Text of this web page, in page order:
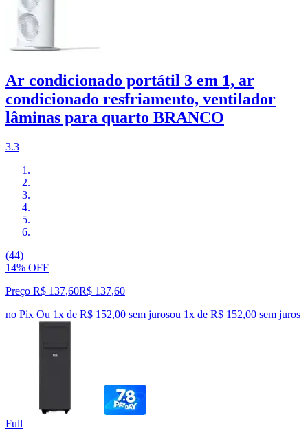
Ar condicionado portátil 3 em 1, ar
condicionado resfriamento, ventilador
lâminas para quarto BRANCO
3.3
(44)
14% OFF
Preço R$ 137,60R$ 137,60
no Pix Ou 1x de R$ 152,00 sem jurosou 1x de R$ 152,00 sem juros
Full